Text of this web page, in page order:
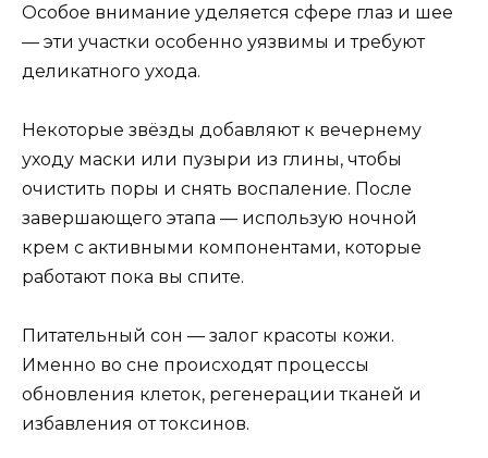
Особое внимание уделяется сфере глаз и шее
— эти участки особенно уязвимы и требуют
деликатного ухода.
Некоторые звёзды добавляют к вечернему
уходу маски или пузыри из глины, чтобы
очистить поры и снять воспаление. После
завершающего этапа — использую ночной
крем с активными компонентами, которые
работают пока вы спите.
Питательный сон — залог красоты кожи.
Именно во сне происходят процессы
обновления клеток, регенерации тканей и
избавления от токсинов.